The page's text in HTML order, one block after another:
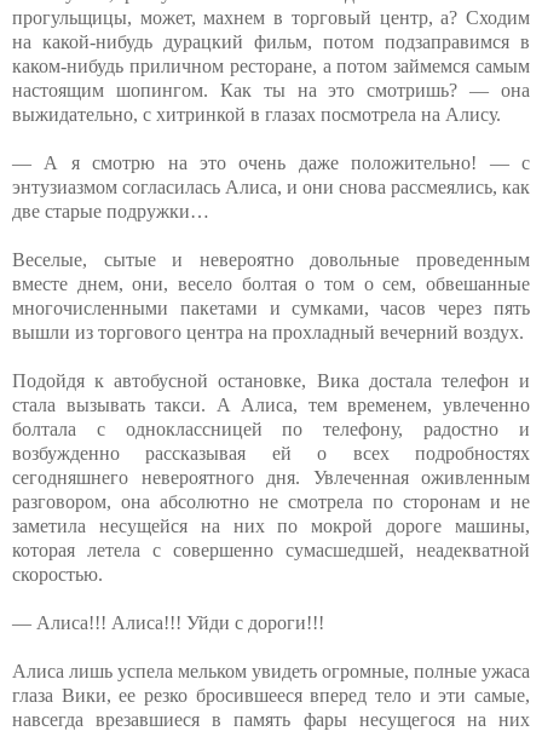
прогульщицы, может, махнем в торговый центр, а? Сходим
на какой-нибудь дурацкий фильм, потом подзаправимся в
каком-нибудь приличном ресторане, а потом займемся самым
настоящим шопингом. Как ты на это смотришь? — она
выжидательно, с хитринкой в глазах посмотрела на Алису.
— А я смотрю на это очень даже положительно! — с
энтузиазмом согласилась Алиса, и они снова рассмеялись, как
две старые подружки…
Веселые, сытые и невероятно довольные проведенным
вместе днем, они, весело болтая о том о сем, обвешанные
многочисленными пакетами и сумками, часов через пять
вышли из торгового центра на прохладный вечерний воздух.
Подойдя к автобусной остановке, Вика достала телефон и
стала вызывать такси. А Алиса, тем временем, увлеченно
болтала с одноклассницей по телефону, радостно и
возбужденно рассказывая ей о всех подробностях
сегодняшнего невероятного дня. Увлеченная оживленным
разговором, она абсолютно не смотрела по сторонам и не
заметила несущейся на них по мокрой дороге машины,
которая летела с совершенно сумасшедшей, неадекватной
скоростью.
— Алиса!!! Алиса!!! Уйди с дороги!!!
Алиса лишь успела мельком увидеть огромные, полные ужаса
глаза Вики, ее резко бросившееся вперед тело и эти самые,
навсегда врезавшиеся в память фары несущегося на них